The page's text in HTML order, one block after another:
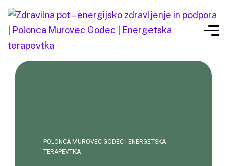
POLONCA MUROVEC GODEC | ENERGETSKA
TERAPEVTKA